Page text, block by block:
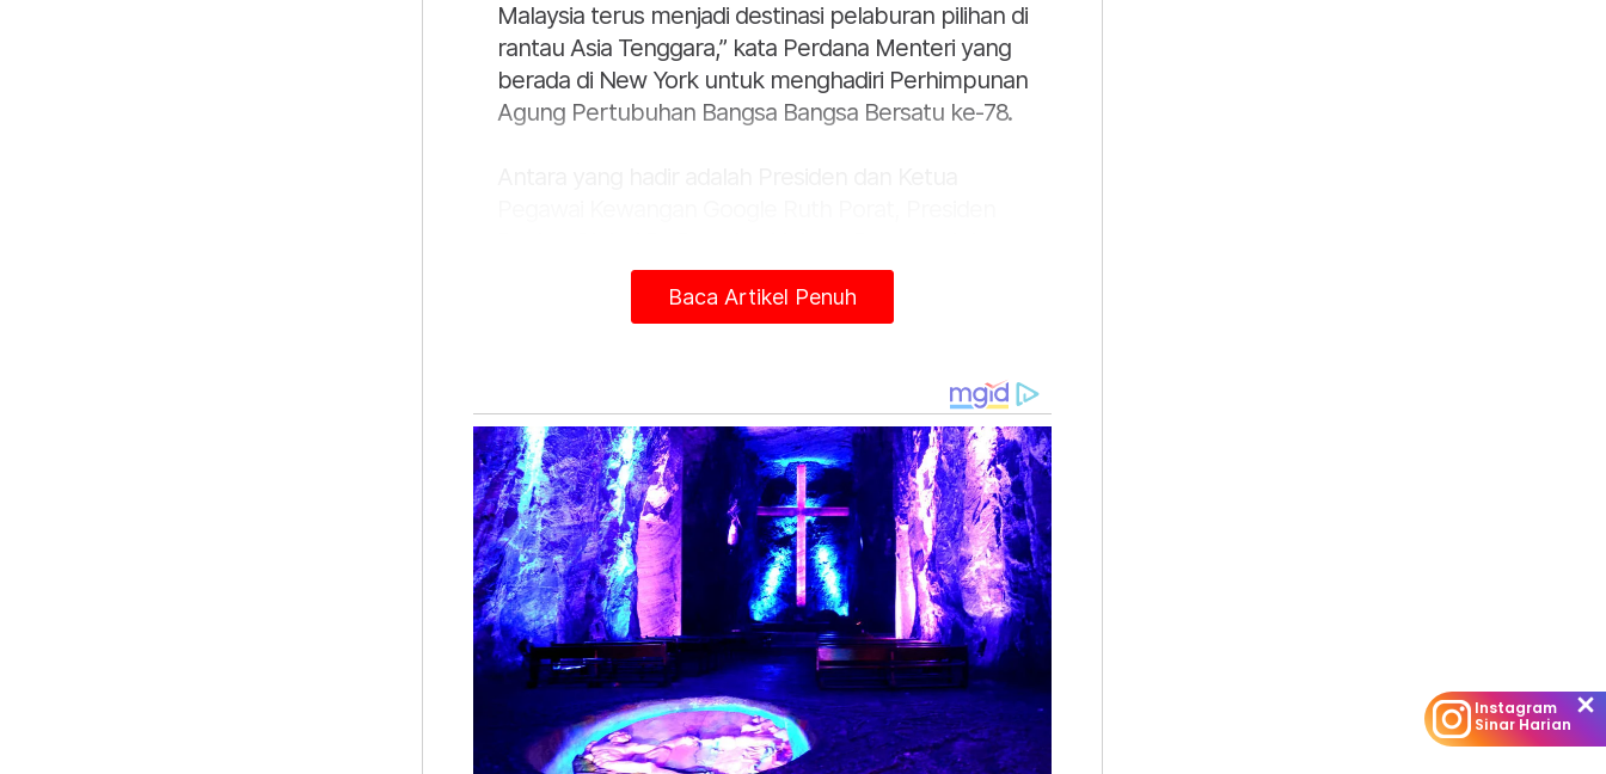
Malaysia terus menjadi destinasi pelaburan pilihan di
rantau Asia Tenggara,” kata Perdana Menteri yang
berada di New York untuk menghadiri Perhimpunan
Agung Pertubuhan Bangsa Bangsa Bersatu ke-78.
Ketua Pegawai Eksekutif Medtronic Geoff Martha,
serta Pengarah Urusan Global, Siemens Healthcare
Pertemuan yang berlangsung di hotel penginapan
Anwar di New York itu turut dihadiri oleh Menteri
Pelaburan, Perdagangan dan Industri, Datuk Seri
Tengku Zafrul Tengku Aziz, Menteri Kesihatan Dr
Zaliha Mustafa, Menteri Luar Datuk Seri Dr Zambry
Kadir serta wakil daripada Lembaga Pembangunan
Pelaburan Malaysia (MIDA) dan Perbadanan
Pembangunan Perdagangan Malaysia (Matrade).
Pada sebelah pagi Khamis, Anwar mengadakan
pertemuan dan interaksi bersama 15 syarikat
terkemuka Amerika Syarikat yang tersenarai dalam
Baca Artikel Penuh
Instagram
Sinar Harian